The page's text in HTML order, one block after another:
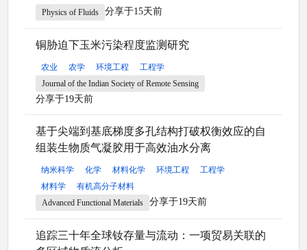
Physics of Fluids
分享于15天前
铜胁迫下玉米污染程度监测研究
农业 农学 环境工程
工程学
Journal of the Indian Society of Remote Sensing
分享于19天前
基于尖端到基底梯度多孔结构打破权衡效应的自
组装生物质气凝胶用于高效油水分离
纳米科学 化学 材料化学 环境工程
工程学
材料学
有机高分子材料
Advanced Functional Materials
分享于19天前
追踪三十年全球钕存量与流动：一项贸易关联的